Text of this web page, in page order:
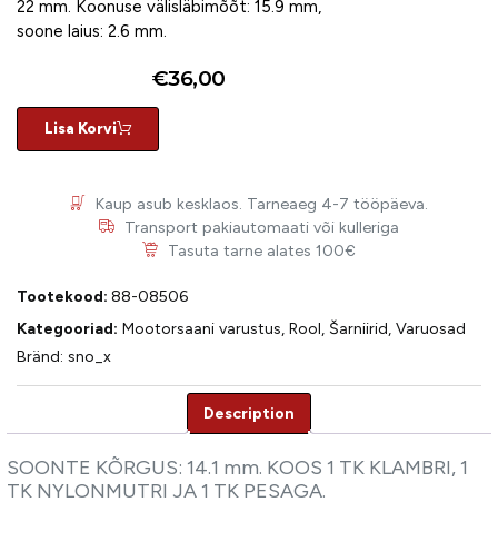
22 mm. Koonuse välisläbimõõt: 15.9 mm,
soone laius: 2.6 mm.
€36,00
Lisa Korvi
Kaup asub kesklaos. Tarneaeg 4-7 tööpäeva.
Transport pakiautomaati või kulleriga
Tasuta tarne alates 100€
Tootekood: 88-08506
Kategooriad: Mootorsaani varustus, Rool, Šarniirid, Varuosad
Bränd: sno_x
Description
SOONTE KÕRGUS: 14.1 mm. KOOS 1 TK KLAMBRI, 1
TK NYLONMUTRI JA 1 TK PESAGA.